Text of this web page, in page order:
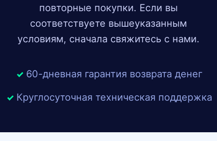
повторные покупки. Если вы
соответствуете вышеуказанным
условиям, сначала свяжитесь с нами.
60-дневная гарантия возврата денег
Круглосуточная техническая поддержка